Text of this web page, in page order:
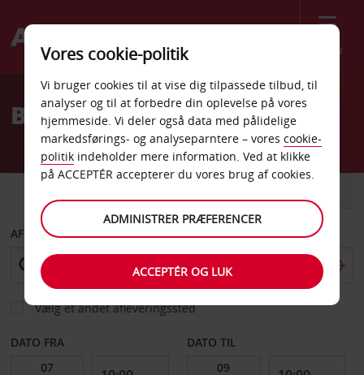
Menu
Welcome
AvisBilleje Pretoria
AFHENT FRA
Vælg et andet afleveringssted
DATO FRA DATO TIL
Vores cookie-politik
Vi bruger cookies til at vise dig tilpassede tilbud, til
analyser og til at forbedre din oplevelse på vores
hjemmeside. Vi deler også data med pålidelige
markedsførings- og analyseparntere – vores cookie-
politik indeholder mere information. Ved at klikke
på ACCEPTÉR accepterer du vores brug af cookies.
ADMINISTRER PRÆFERENCER
ACCEPTÉR OG LUK